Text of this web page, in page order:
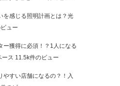
を感じる照明計画とは？光
ュー
ー獲得に必須！？1人になる
ース 11.5k件のビュー
やすい店舗になるの？！入